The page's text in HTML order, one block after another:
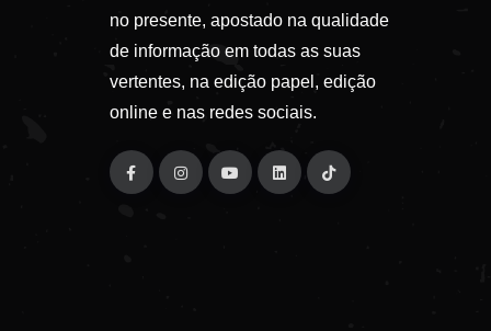
no presente, apostado na qualidade
de informação em todas as suas
vertentes, na edição papel, edição
online e nas redes sociais.